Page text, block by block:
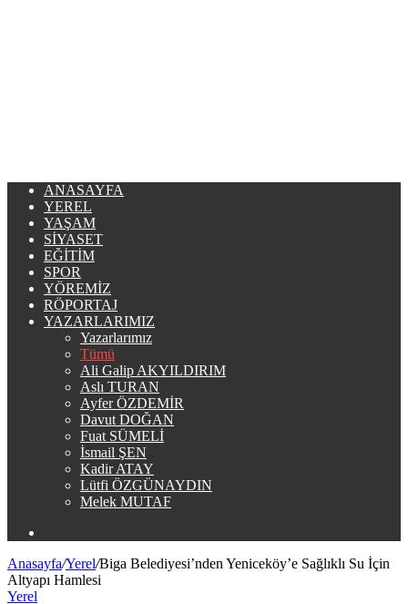
ANASAYFA
YEREL
YAŞAM
SIYASET
EĞITIM
SPOR
YÖREMIZ
RÖPORTAJ
YAZARLARIMIZ
Yazarlarımız
Tümü
Ali Galip AKYILDIRIM
Aslı TURAN
Ayfer ÖZDEMİR
Davut DOĞAN
Fuat SÜMELİ
İsmail ŞEN
Kadir ATAY
Lütfi ÖZGÜNAYDIN
Melek MUTAF
...
Anasayfa/Yerel/Biga Belediyesi’nden Yeniceköy’e Sağlıklı Su İçin
Altyapı Hamlesi
Yerel